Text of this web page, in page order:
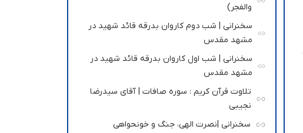
والفجر)
سخنرانی | شب دوم کاروان بدرقه قائد شهید در
مشهد مقدس
سخنرانی | شب اول کاروان بدرقه قائد شهید در
مشهد مقدس
تلاوت قرآن کریم : سوره صافات | آقای سیدرضا
نجیبی
سخنرانی |نصرت الهی، جنگ و خونحواهی